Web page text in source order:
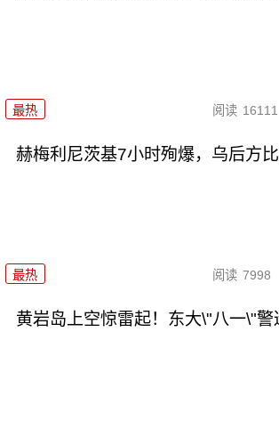
最热 阅读 16111
赫梅利尼茨基7小时殉爆，乌后方
最热 阅读 7998
黄岩岛上空惊雷起！东大\"八一\"警